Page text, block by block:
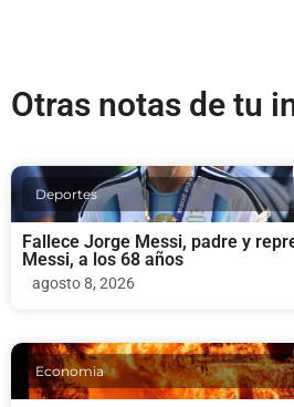
Otras notas de tu
Deportes
Fallece Jorge Messi, padre y
Messi, a los 68 años
agosto 8, 2026
Economia